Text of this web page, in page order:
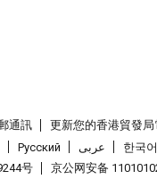
通訊 更新您的香港貿發
Pусский عربى 한국어
号 京公网安备